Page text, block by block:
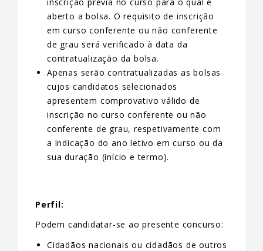
aberto a bolsa. O requisito de inscrição
em curso conferente ou não conferente
de grau será verificado à data da
contratualização da bolsa.
Apenas serão contratualizadas as bolsas
cujos candidatos selecionados
apresentem comprovativo válido de
inscrição no curso conferente ou não
conferente de grau, respetivamente com
a indicação do ano letivo em curso ou da
sua duração (início e termo).
Perfil:
Podem candidatar-se ao presente concurso:
Cidadãos nacionais ou cidadãos de outros